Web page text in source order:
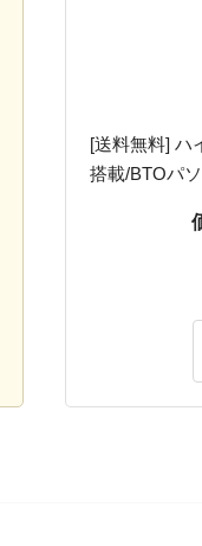
[送料無料] ハ
搭載/BTOパ